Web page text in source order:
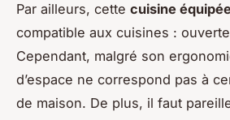
Par ailleurs, cette cuisine équipée
compatible aux cuisines :
Cependant, malgré son
d’espace ne correspond pas à
de maison. De plus, il faut